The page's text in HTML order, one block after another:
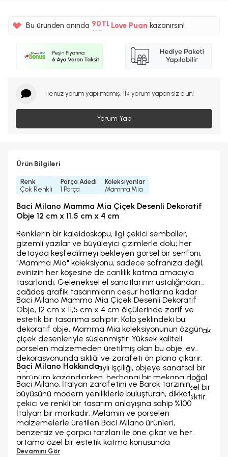
Bu üründen anında %5 Love Puankazanırsın!
Henüz yorum yapılmamış, ilk yorum yapan siz olun!
Yorum Yap
Ürün Bilgileri
Renk
Çok Renkli
Parça Adedi
1 Parça
Koleksiyonlar
Mamma Mia
Baci Milano Mamma Mia Çiçek Desenli Dekoratif
Obje 12 cm x 11,5 cm x 4 cm
Renklerin bir kaleidoskopu, ilgi çekici semboller,
gizemli yazılar ve büyüleyici çizimlerle dolu; her
detayda keşfedilmeyi bekleyen görsel bir senfoni.
"Mamma Mia" koleksiyonu, sadece sofranıza değil,
evinizin her köşesine de canlılık katma amacıyla
tasarlandı. Geleneksel el sanatlarının ustalığından
çağdaş grafik tasarımların cesur hatlarına kadar
çeşitli etkenlerden ilham alan bu koleksiyon,
çeşitliliğe bir övgü niteliğindedir. Cesur ve karşı
konulamaz renkler, her anı canlı bir deneyime
dönüştürerek genç ve şenlikli bir atmosfer yaratmak
için bir araya geliyor.
Baci Milano Mamma Mia Çiçek Desenli Dekoratif
Obje, 12 cm x 11,5 cm x 4 cm ölçülerinde zarif ve
estetik bir tasarıma sahiptir. Kalp şeklindeki bu
dekoratif obje, Mamma Mia koleksiyonunun özgün
çiçek desenleriyle süslenmiştir. Yüksek kaliteli
porselen malzemeden üretilmiş olan bu obje, ev
dekorasyonunda şıklığı ve zarafeti ön plana çıkarır.
Çiçek motiflerinin detaylı işçiliği, objeye sanatsal bir
görünüm kazandırırken, herhangi bir mekana doğal
ve sıcak bir hava katar. Evinize veya ofisinize özel bir
dokunuş eklemek için ideal bir dekoratif seçenektir.
Materyal: Porselen
Ölçü:12 cm x 11,5 cm x 4 cm
Baci Milano Hakkında
Baci Milano, İtalyan zarafetini ve Barok tarzının
büyüsünü modern yeniliklerle buluşturan, dikkat
çekici ve renkli bir tasarım anlayışına sahip %100
İtalyan bir markadır. Melamin ve porselen
malzemelerle üretilen Baci Milano ürünleri,
benzersiz ve çarpıcı tarzları ile öne çıkar ve her
ortama özel bir estetik katma konusunda
iddialıdır.Baci Milano zengin koleksiyonlarıyla,
Devamını Gör